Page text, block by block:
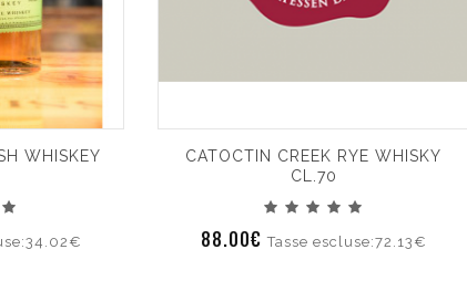
WHISKEY
CATOCTIN CREEK RYE WHISKY
CL.70
88.00€Tasse escluse:72.13€